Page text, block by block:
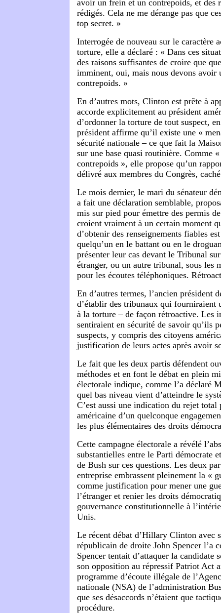
avoir un frein et un contrepoids, et des
rédigés. Cela ne me dérange pas que
top secret. »
Interrogée de nouveau sur le caractère
torture, elle a déclaré : « Dans ces
des raisons suffisantes de croire que
imminent, oui, mais nous devons avoir
contrepoids. »
En d’autres mots, Clinton est prête à
accorde explicitement au président
d’ordonner la torture de tout suspect,
président affirme qu’il existe une «
sécurité nationale – ce que fait la
sur une base quasi routinière. Comme
contrepoids », elle propose qu’un
délivré aux membres du Congrès,
Le mois dernier, le mari du sénateur
a fait une déclaration semblable,
mis sur pied pour émettre des permis
croient vraiment à un certain moment
d’obtenir des renseignements fiables
quelqu’un en le battant ou en le
présenter leur cas devant le Tribunal
étranger, ou un autre tribunal, sous les
pour les écoutes téléphoniques.
En d’autres termes, l’ancien président
d’établir des tribunaux qui fourniraient
à la torture – de façon rétroactive. Les
sentiraient en sécurité de savoir qu’ils
suspects, y compris des citoyens
justification de leurs actes après avoir
Le fait que les deux partis défendent
méthodes et en font le débat en plein
électorale indique, comme l’a déclaré
quel bas niveau vient d’atteindre le
C’est aussi une indication du rejet total
américaine d’un quelconque
les plus élémentaires des droits
Cette campagne électorale a révélé
substantielles entre le Parti démocrate
de Bush sur ces questions. Les deux
entreprise embrassent pleinement la «
comme justification pour mener une
l’étranger et renier les droits
gouvernance constitutionnelle à
Unis.
Le récent débat d’Hillary Clinton avec
républicain de droite John Spencer l’a
Spencer tentait d’attaquer la candidate
son opposition au répressif Patriot Act
programme d’écoute illégale de
nationale (NSA) de l’administration
que ses désaccords n’étaient que
procédure.